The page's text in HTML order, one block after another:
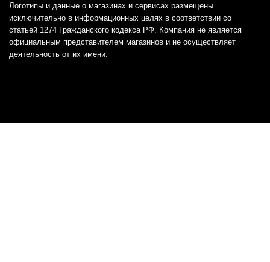
Логотипы и данные о магазинах и сервисах размещены
исключительно в информационных целях в соответствии со
статьей 1274 Гражданского кодекса РФ. Компания не является
официальным представителем магазинов и не осуществляет
деятельность от их имени.